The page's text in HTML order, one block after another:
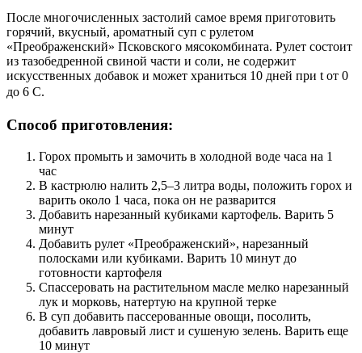
После многочисленных застолий самое время приготовить
горячий, вкусный, ароматный суп с рулетом
«Преображенский» Псковского мясокомбината. Рулет состоит
из тазобедренной свиной части и соли, не содержит
искусственных добавок и может храниться 10 дней при t от 0
до 6 С.
Способ приготовления:
Горох промыть и замочить в холодной воде часа на 1
час
В кастрюлю налить 2,5–3 литра воды, положить горох и
варить около 1 часа, пока он не разварится
Добавить нарезанный кубиками картофель. Варить 5
минут
Добавить рулет «Преображенский», нарезанный
полосками или кубиками. Варить 10 минут до
готовности картофеля
Спассеровать на растительном масле мелко нарезанный
лук и морковь, натертую на крупной терке
В суп добавить пассерованные овощи, посолить,
добавить лавровый лист и сушеную зелень. Варить еще
10 минут